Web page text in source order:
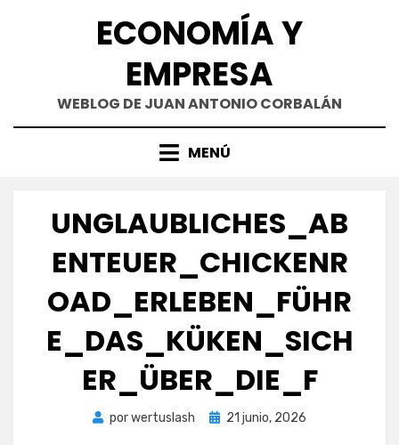
ECONOMÍA Y
EMPRESA
WEBLOG DE JUAN ANTONIO CORBALÁN
MENÚ
UNGLAUBLICHES_AB
ENTEUER_CHICKENR
OAD_ERLEBEN_FÜHR
E_DAS_KÜKEN_SICH
ER_ÜBER_DIE_F
porwertuslash
Publicada
21 junio, 2026